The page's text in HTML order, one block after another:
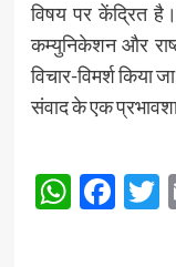
विषय पर केंद्रित
कम्युनिकेशन और
विचार-विमर्श किया
संवाद के एक
Post